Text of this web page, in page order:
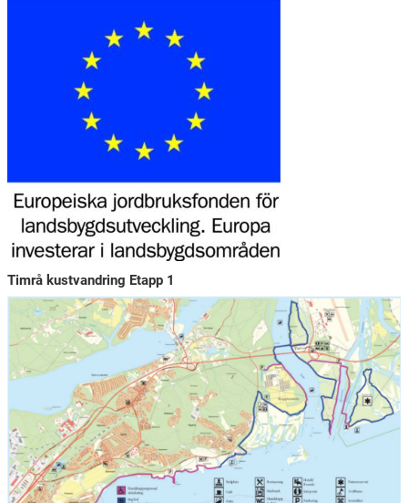
Timrå kustvandring Etapp 1